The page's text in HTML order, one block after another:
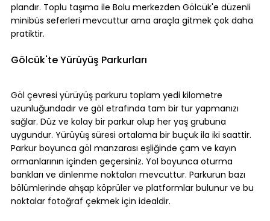
plandır. Toplu taşıma ile Bolu merkezden Gölcük'e düzenli
minibüs seferleri mevcuttur ama araçla gitmek çok daha
pratiktir.
Gölcük'te Yürüyüş Parkurları
Göl çevresi yürüyüş parkuru toplam yedi kilometre
uzunluğundadır ve göl etrafında tam bir tur yapmanızı
sağlar. Düz ve kolay bir parkur olup her yaş grubuna
uygundur. Yürüyüş süresi ortalama bir buçuk ila iki saattir.
Parkur boyunca göl manzarası eşliğinde çam ve kayın
ormanlarının içinden geçersiniz. Yol boyunca oturma
bankları ve dinlenme noktaları mevcuttur. Parkurun bazı
bölümlerinde ahşap köprüler ve platformlar bulunur ve bu
noktalar fotoğraf çekmek için idealdir.